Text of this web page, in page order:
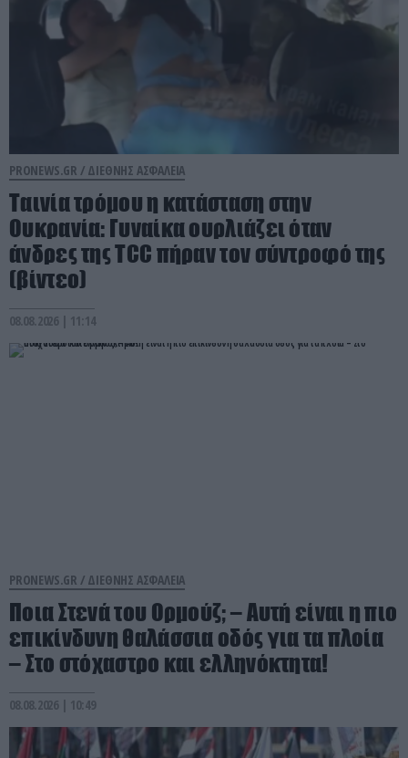
PRONEWS.GR / ΔΙΕΘΝΗΣ ΑΣΦΑΛΕΙΑ
Ταινία τρόμου η κατάσταση στην
Ουκρανία: Γυναίκα ουρλιάζει όταν
άνδρες της TCC πήραν τον σύντροφό της
(βίντεο)
08.08.2026 | 11:14
PRONEWS.GR / ΔΙΕΘΝΗΣ ΑΣΦΑΛΕΙΑ
Ποια Στενά του Ορμούζ; – Αυτή είναι η πιο
επικίνδυνη θαλάσσια οδός για τα πλοία
– Στο στόχαστρο και ελληνόκτητα!
08.08.2026 | 10:49